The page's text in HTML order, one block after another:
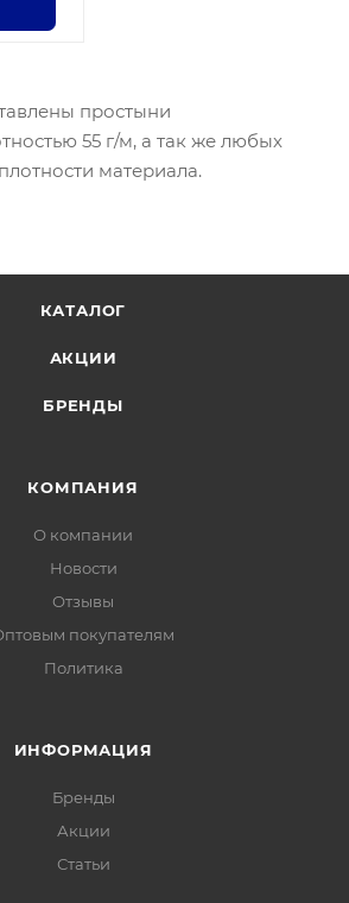
простыни
55 г/м, а так же любых
материала.
КАТАЛОГ
АКЦИИ
БРЕНДЫ
КОМПАНИЯ
О компании
Новости
Отзывы
покупателям
Политика
ИНФОРМАЦИЯ
Бренды
Акции
Статьи